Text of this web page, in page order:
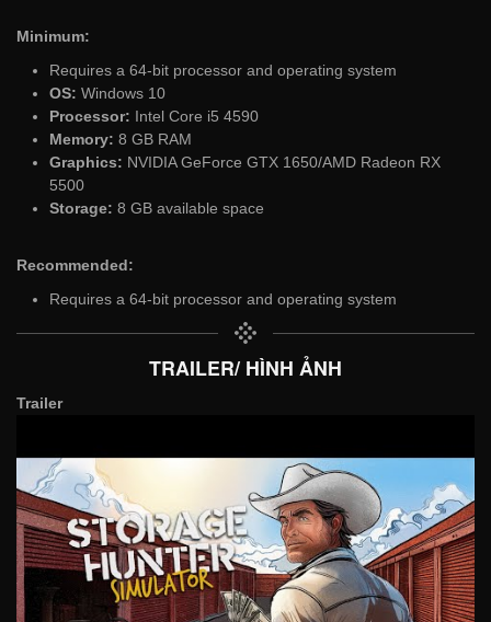
Minimum:
Requires a 64-bit processor and operating system
OS: Windows 10
Processor: Intel Core i5 4590
Memory: 8 GB RAM
Graphics: NVIDIA GeForce GTX 1650/AMD Radeon RX
5500
Storage: 8 GB available space
Recommended:
Requires a 64-bit processor and operating system
TRAILER/ HÌNH ẢNH
Trailer